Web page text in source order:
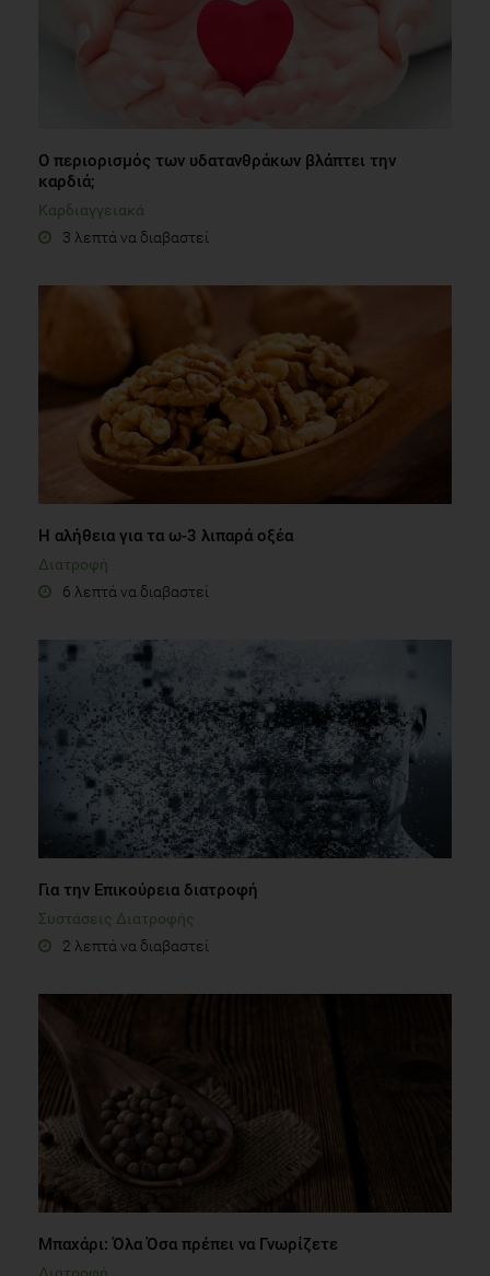
Ο περιορισμός των υδατανθράκων βλάπτει την
καρδιά;
Καρδιαγγειακά
3 λεπτά να διαβαστεί
Η αλήθεια για τα ω-3 λιπαρά οξέα
Διατροφή
6 λεπτά να διαβαστεί
Για την Επικούρεια διατροφή
Συστάσεις Διατροφής
2 λεπτά να διαβαστεί
Μπαχάρι: Όλα Όσα πρέπει να Γνωρίζετε
Διατροφή